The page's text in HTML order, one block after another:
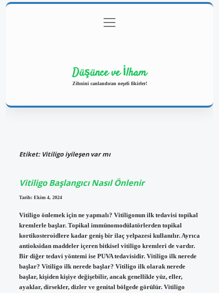
Gizlilik Politikası
menüyü
aç
Düşünce ve İlham
Zihnini canlandıran neşeli fikirler!
Etiket: Vitiligo iyileşen var mı
Vitiligo Başlangıcı Nasıl Önlenir
Tarih: Ekim 4, 2024
Vitiligo önlemek için ne yapmalı? Vitiligonun ilk tedavisi topikal
kremlerle başlar. Topikal immünomodülatörlerden topikal
kortikosteroidlere kadar geniş bir ilaç yelpazesi kullanılır. Ayrıca
antioksidan maddeler içeren bitkisel vitiligo kremleri de vardır.
Bir diğer tedavi yöntemi ise PUVA tedavisidir. Vitiligo ilk nerede
başlar? Vitiligo ilk nerede başlar? Vitiligo ilk olarak nerede
başlar, kişiden kişiye değişebilir, ancak genellikle yüz, eller,
ayaklar, dirsekler, dizler ve genital bölgede görülür. Vitiligo